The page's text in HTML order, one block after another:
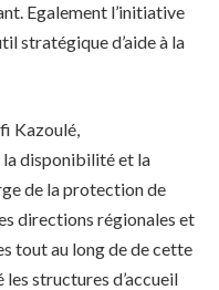
Egalement l’initiative
stratégique d’aide à la
Kazoulé,
la disponibilité et la
de la protection de
directions régionales et
tout au long de de cette
structures d’accueil